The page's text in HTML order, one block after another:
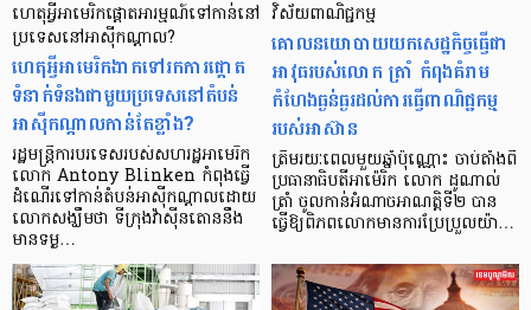
ហេតុអ្វីអាមេរិកផ្តោតអារម្មណ៍ទៅកាន់នៅ
ប្រទេសនៅអាស៊ីកណ្តាល?
ហេតុអ្វីអាមេរិកងាកទៅរកការផ្ដោត
ទំនាក់ទំនងជាមួយប្រទេសនៅតំបន់
អាស៊ីកណ្តាលកាន់តែខ្លាំង?
រដ្ឋមន្ត្រីការបរទេសរបស់សហរដ្ឋអាមេរិក
លោក Antony Blinken កំពុងធ្វើ
ដំណើរទៅកាន់តំបន់អាស៊ីកណ្តាលដោយ
លោកសង្ឃឹមថា ទីក្រុងវ៉ាស៊ីនតោននឹង
មានទម្ង…
វិស័យពាណិជ្ជកម្ម
គោលនយោបាយយកសេដ្ឋកិច្ចធ្វើជា
អាវុធរបស់លោក ត្រាំ កំពុងគំរាម
កំហែងធ្ងន់ធ្ងរដល់ការធ្វើពាណិជ្ជកម្ម
របស់អាស៊ាន
ត្រឹមរយៈពេលមួយឆ្នាំប៉ុណ្ណោះ ចាប់តាំងពី
ប្រធានាធិបតីអាម៉េរិក លោក ដូណាល់
ត្រាំ ចូលកាន់អំណាចអាណត្តិទី២ បាន
ធ្វើឱ្យពិភពលោកមានការប្រែប្រួលយ៉ា…